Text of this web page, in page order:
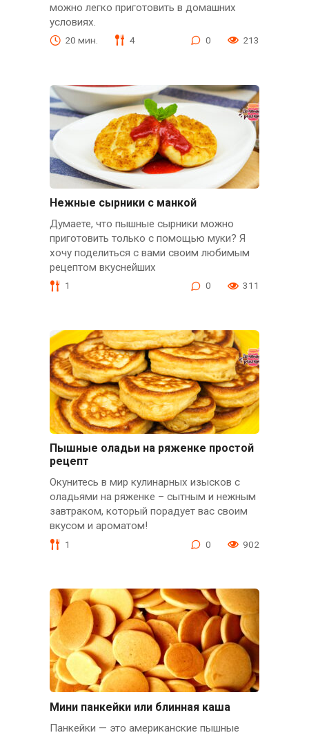
можно легко приготовить в домашних
условиях.
20 мин. 4 0 213
Нежные сырники с манкой
Думаете, что пышные сырники можно
приготовить только с помощью муки? Я
хочу поделиться с вами своим любимым
рецептом вкуснейших
1 0 311
Пышные оладьи на ряженке простой
рецепт
Окунитесь в мир кулинарных изысков с
оладьями на ряженке – сытным и нежным
завтраком, который порадует вас своим
вкусом и ароматом!
1 0 902
Мини панкейки или блинная каша
Панкейки — это американские пышные